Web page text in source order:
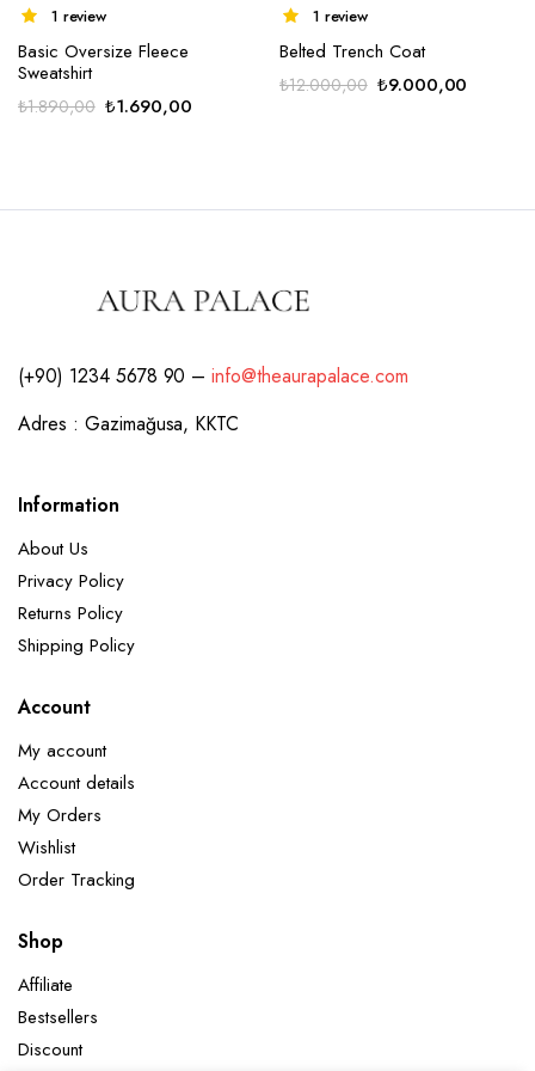
1 review
Basic Oversize Fleece
Sweatshirt
₺1.890,00 Orijinal
₺1.690,00Şu
1 review
Belted Trench Coat
₺12.000,00 Orijinal
₺9.000,00
(+90) 1234 5678 90 –info@theaurapalace.com
Adres : Gazimağusa, KKTC
Information
About Us
Privacy Policy
Returns Policy
Shipping Policy
Account
My account
Account details
My Orders
Wishlist
Order Tracking
Shop
Affiliate
Bestsellers
Discount